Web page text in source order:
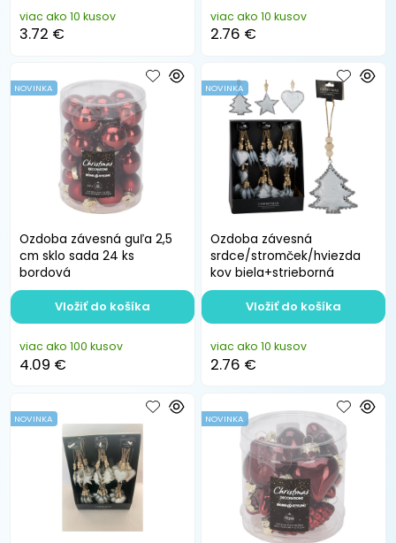
viac ako 10 kusov
3.72 €
viac ako 10 kusov
2.76 €
Ozdoba závesná guľa 2,5
cm sklo sada 24 ks
bordová
NOVINKA
viac ako 100 kusov
4.09 €
Vložiť do košíka
Ozdoba závesná
srdce/stromček/hviezda
kov biela+strieborná
NOVINKA
viac ako 10 kusov
2.76 €
Vložiť do košíka
NOVINKA NOVINKA